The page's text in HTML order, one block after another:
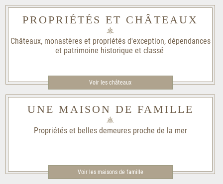
PROPRIÉTÉS ET CHÂTEAUX
Châteaux, monastères et propriétés d'exception, dépendances
et patrimoine historique et classé
Voir les châteaux
UNE MAISON DE FAMILLE
Propriétés et belles demeures proche de la mer
Voir les maisons de famille​